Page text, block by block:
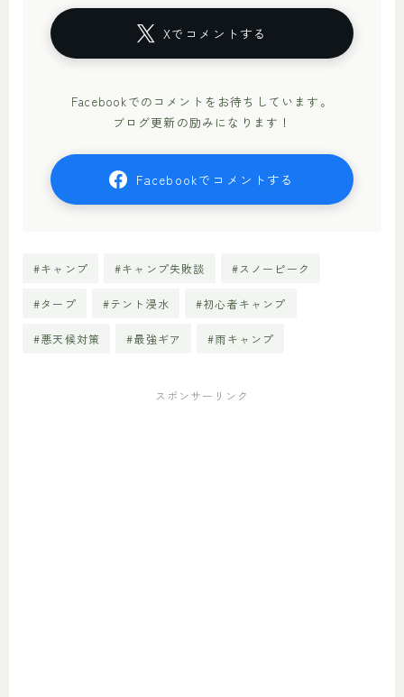
Xでコメントする
Facebookでのコメントをお待ちしています。
ブログ更新の励みになります！
Facebookでコメントする
#キャンプ #キャンプ失敗談 #スノーピーク
#タープ #テント浸水 #初心者キャンプ
#悪天候対策 #最強ギア #雨キャンプ
スポンサーリンク